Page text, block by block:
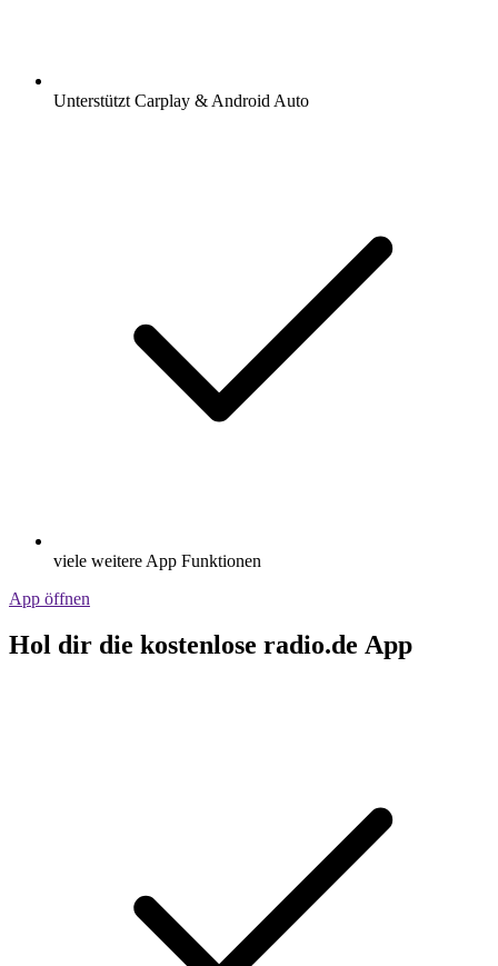
Unterstützt Carplay & Android Auto
viele weitere App Funktionen
App öffnen
Hol dir die kostenlose radio.de App